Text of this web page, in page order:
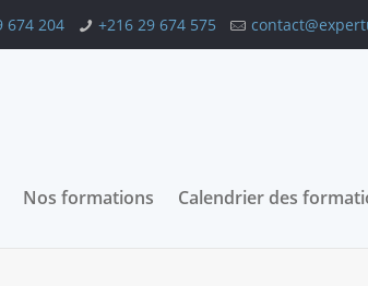
674 204 +216 29 674 575
Nos formations Calendrier des